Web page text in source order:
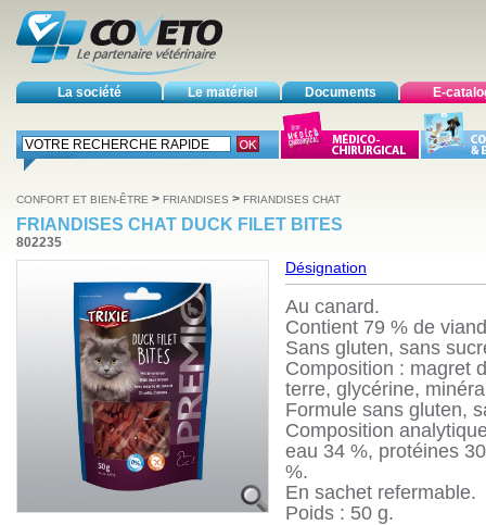
La société Le matériel Documents E-
CONFORT ET BIEN-ÊTRE > FRIANDISES > FRIANDISES CHAT
FRIANDISES CHAT DUCK FILET BITES
802235
Désignation
Au canard.
Contient 79 % de
Sans gluten, sans
Composition : magret
terre, glycérine,
Formule sans gluten,
Composition
eau 34 %, protéines
%.
En sachet refermable.
Poids : 50 g.